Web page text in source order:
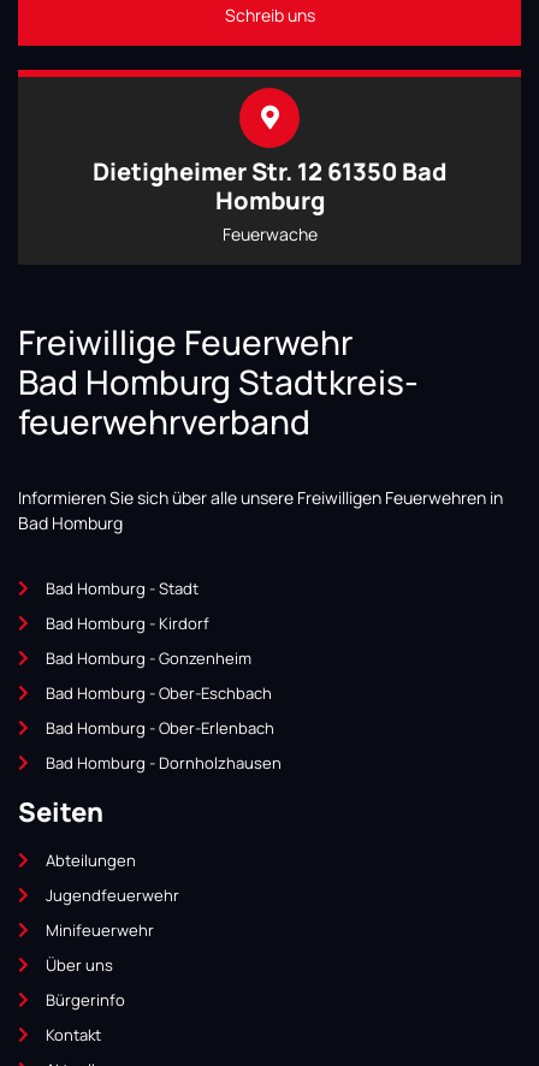
Schreib uns
Dietigheimer Str. 12 61350 Bad
Homburg
Feuerwache
Freiwillige Feuerwehr
Bad Homburg Stadtkreis-
feuerwehrverband
Informieren Sie sich über alle unsere Freiwilligen Feuerwehren in
Bad Homburg
Bad Homburg - Stadt
Bad Homburg - Kirdorf
Bad Homburg - Gonzenheim
Bad Homburg - Ober-Eschbach
Bad Homburg - Ober-Erlenbach
Bad Homburg - Dornholzhausen
Seiten
Abteilungen
Jugendfeuerwehr
Minifeuerwehr
Über uns
Bürgerinfo
Kontakt